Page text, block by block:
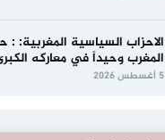
الاحزاب السياسية المغربية: :
المغرب وحيداً في معاركه
5 أغسطس 2026